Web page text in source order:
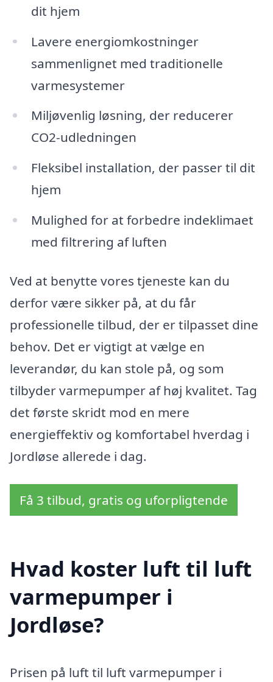
dit hjem
Lavere energiomkostninger
sammenlignet med traditionelle
varmesystemer
Miljøvenlig løsning, der reducerer
CO2-udledningen
Fleksibel installation, der passer til dit
hjem
Mulighed for at forbedre indeklimaet
med filtrering af luften
Ved at benytte vores tjeneste kan du
derfor være sikker på, at du får
professionelle tilbud, der er tilpasset dine
behov. Det er vigtigt at vælge en
leverandør, du kan stole på, og som
tilbyder varmepumper af høj kvalitet. Tag
det første skridt mod en mere
energieffektiv og komfortabel hverdag i
Jordløse allerede i dag.
Få 3 tilbud, gratis og uforpligtende
Hvad koster luft til luft
varmepumper i
Jordløse?
Prisen på luft til luft varmepumper i